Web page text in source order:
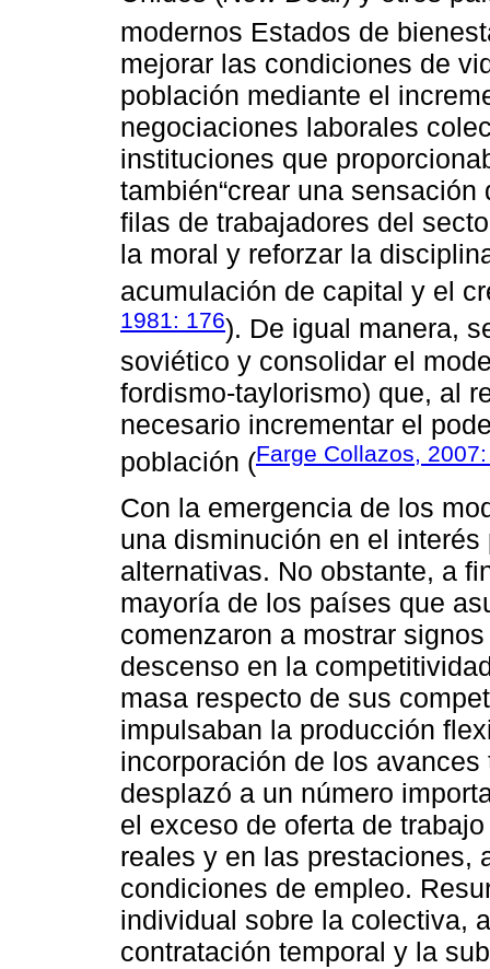
modernos Estados de
mejorar las condiciones de
población mediante el
negociaciones laborales
instituciones que
también“crear una
filas de trabajadores del
la moral y reforzar la
acumulación de capital y el
1981: 176). De igual manera,
soviético y consolidar el
fordismo-taylorismo) que, al
necesario incrementar el
población (Farge Collazos,
Con la emergencia de los
una disminución en el
alternativas. No obstante, a
mayoría de los países que
comenzaron a mostrar
descenso en la
masa respecto de sus
impulsaban la producción
incorporación de los
desplazó a un número
el exceso de oferta de
reales y en las prestaciones,
condiciones de empleo.
individual sobre la colectiva,
contratación temporal y la